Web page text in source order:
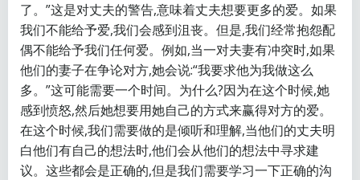
了。”这是对丈夫的警告,意味着丈夫想要更多的爱。如果
我们不能给予爱,我们会感到沮丧。但是,我们经常抱怨配
偶不能给予我们任何爱。例如,当一对夫妻有冲突时,如果
他们的妻子在争论对方,她会说:“我要求他为我做这么
多。”这可能需要一个时间。为什么?因为在这个时候,她
感到愤怒,然后她想要用她自己的方式来赢得对方的爱。
在这个时候,我们需要做的是倾听和理解,当他们的丈夫明
白他们有自己的想法时,他们会从他们的想法中寻求建
议。这些都会是正确的,但是我们需要学习一下正确的沟